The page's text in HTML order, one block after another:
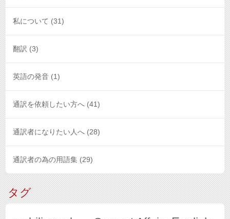
私について (31)
翻訳 (3)
英語の発音 (1)
通訳を依頼したい方へ (41)
通訳者になりたい人へ (28)
通訳者の為の用語集 (29)
タグ